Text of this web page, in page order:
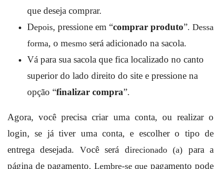
que deseja comprar.
Depois, pressione em “comprar produto”. Dessa
forma, o mesmo será adicionado na sacola.
Vá para sua sacola que fica localizado no canto
superior do lado direito do site e pressione na
opção “finalizar compra”.
Agora, você precisa criar uma conta, ou realizar o
login, se já tiver uma conta, e escolher o tipo de
entrega desejada. Você será direcionado (a) para a
página de pagamento. Lembre-se que pagamento pode